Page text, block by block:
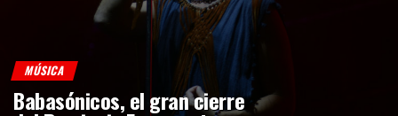
MÚSICA
Babasónicos, el gran cierre